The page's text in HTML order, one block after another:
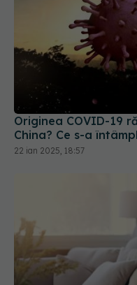
Originea COVID-19
China? Ce s-a
22 ian 2025, 18:57